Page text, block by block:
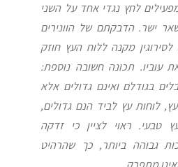
לחץ נגדי אחד על השני
ישר. הדבקתם של הוונירים
לסירוגין מקנה ללוח העץ חוזק
עוביו. תכונה חשובה נוספת:
בגודלם ואינם גדולים אלא
לוחות עץ לביד הנם גדולים,
טבעי. ראוי לציין כי זדקה
גבוהה ביותר, כך שהרהיט